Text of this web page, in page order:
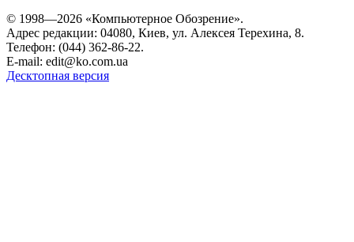
© 1998—2026 «Компьютерное Обозрение».
Адрес редакции: 04080, Киев, ул. Алексея Терехина, 8.
Телефон: (044) 362-86-22.
E-mail: edit@ko.com.ua
Десктопная версия